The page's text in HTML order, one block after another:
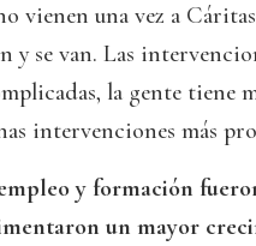
vienen una vez a
y se van. Las
la gente tiene
intervenciones más
y formación
un mayor